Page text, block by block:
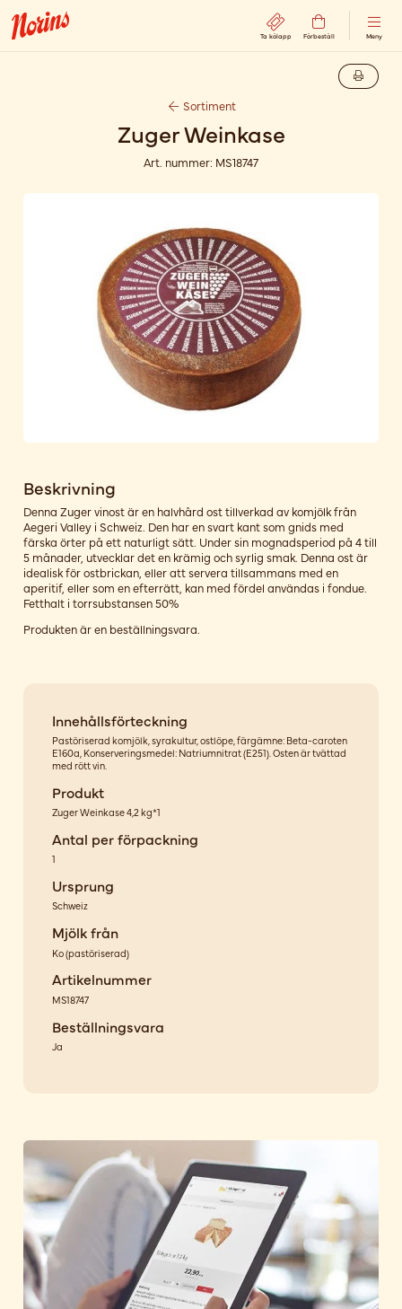
Ta kölapp Förbeställ Meny
Sortiment
Zuger Weinkase
Art. nummer: MS18747
Beskrivning
Denna Zuger vinost är en halvhård ost tillverkad av komjölk från
Aegeri Valley i Schweiz. Den har en svart kant som gnids med
färska örter på ett naturligt sätt. Under sin mognadsperiod på 4 till
5 månader, utvecklar det en krämig och syrlig smak. Denna ost är
idealisk för ostbrickan, eller att servera tillsammans med en
aperitif, eller som en efterrätt, kan med fördel användas i fondue.
Fetthalt i torrsubstansen 50%
Produkten är en beställningsvara.
Innehållsförteckning
Pastöriserad komjölk, syrakultur, ostlöpe, färgämne: Beta-caroten
E160a, Konserveringsmedel: Natriumnitrat (E251). Osten är tvättad
med rött vin.
Produkt
Zuger Weinkase 4,2 kg*1
Antal per förpackning
1
Ursprung
Schweiz
Mjölk från
Ko(pastöriserad)
Artikelnummer
MS18747
Beställningsvara
Ja